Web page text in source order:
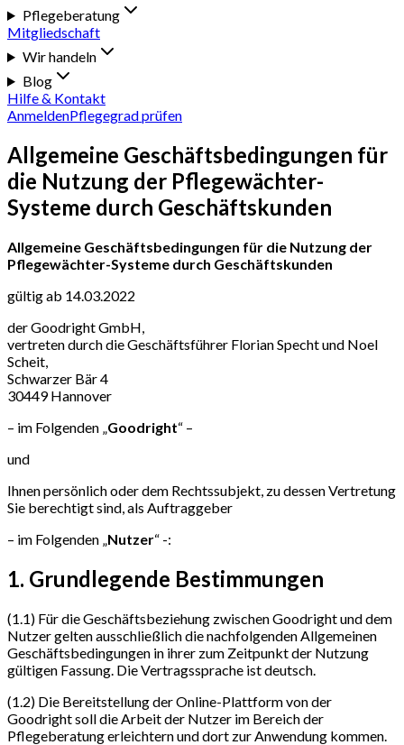
Pflegeberatung
Mitgliedschaft
Wir handeln
Blog
Hilfe & Kontakt
AnmeldenPflegegrad prüfen
Allgemeine Geschäftsbedingungen für
die Nutzung der Pflegewächter-
Systeme durch Geschäftskunden
Allgemeine Geschäftsbedingungen für die Nutzung der
Pflegewächter-Systeme durch Geschäftskunden
gültig ab 14.03.2022
der Goodright GmbH,
vertreten durch die Geschäftsführer Florian Specht und Noel
Scheit,
Schwarzer Bär 4
30449 Hannover
– im Folgenden „Goodright“ –
und
Ihnen persönlich oder dem Rechtssubjekt, zu dessen Vertretung
Sie berechtigt sind, als Auftraggeber
– im Folgenden „Nutzer“ -:
1. Grundlegende Bestimmungen
(1.1) Für die Geschäftsbeziehung zwischen Goodright und dem
Nutzer gelten ausschließlich die nachfolgenden Allgemeinen
Geschäftsbedingungen in ihrer zum Zeitpunkt der Nutzung
gültigen Fassung. Die Vertragssprache ist deutsch.
(1.2) Die Bereitstellung der Online-Plattform von der
Goodright soll die Arbeit der Nutzer im Bereich der
Pflegeberatung erleichtern und dort zur Anwendung kommen.